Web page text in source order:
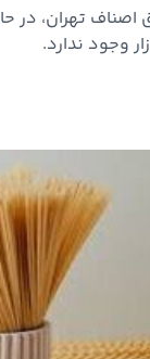
اصناف تهران، در
وجود ندارد.